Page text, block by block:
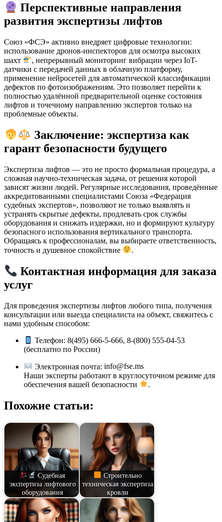
Перспективные направления
развития экспертизы лифтов
Союз «ФСЭ» активно внедряет цифровые технологии:
использование дронов-инспекторов для осмотра высоких
шахт
, непрерывный мониторинг вибрации через IoT-
датчики с передачей данных в облачную платформу,
применение нейросетей для автоматической классификации
дефектов по фотоизображениям. Это позволяет перейти к
полностью удалённой предварительной оценке состояния
лифтов и точечному направлению экспертов только на
проблемные объекты.
Заключение: экспертиза как
гарант безопасности будущего
Экспертиза лифтов — это не просто формальная процедура, а
сложная научно-техническая задача, от решения которой
зависят жизни людей. Регулярные исследования, проведённые
аккредитованными специалистами Союза «Федерация
судебных экспертов», позволяют не только выявлять и
устранять скрытые дефекты, продлевать срок службы
оборудования и снижать издержки, но и формируют культуру
безопасного использования вертикального транспорта.
Обращаясь к профессионалам, вы выбираете ответственность,
точность и душевное спокойствие
.
Контактная информация для заказа
услуг
Для проведения экспертизы лифтов любого типа, получения
консультации или выезда специалиста на объект, свяжитесь с
нами удобным способом:
Телефон: 8(495) 666-5-666, 8-(800) 555-04-53
(бесплатно по России)
Электронная почта:info@fse.ms
Наши эксперты работают в круглосуточном режиме для
обеспечения вашей безопасности
.
Похожие статьи:
Судебная
экспертиза лифтового
оборудования
Строительно
техническая экспертиза
кровли